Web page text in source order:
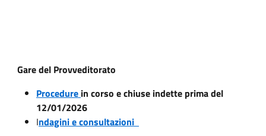
Gare del Provveditorato
Procedure in corso e chiuse indette prima del
12/01/2026
Indagini e consultazioni